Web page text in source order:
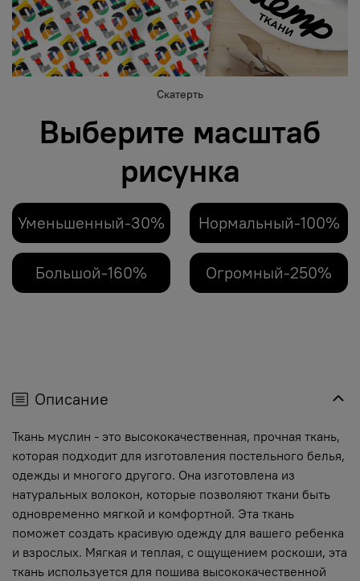
Скатерть
Выберите масштаб
рисунка
Уменьшенный-30% Нормальный-100%
Большой-160% Огромный-250%
Описание
Ткань муслин - это высококачественная, прочная ткань,
которая подходит для изготовления постельного белья,
одежды и многого другого. Она изготовлена из
натуральных волокон, которые позволяют ткани быть
одновременно мягкой и комфортной. Эта ткань
поможет создать красивую одежду для вашего ребенка
и взрослых. Мягкая и теплая, с ощущением роскоши, эта
ткань используется для пошива высококачественной